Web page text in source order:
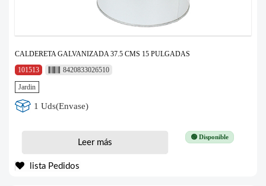
CALDERETA GALVANIZADA 37.5 CMS 15 PULGADAS
101513
8420833026510
Jardin
1 Uds(Envase)
🟢 Disponible
Leer más
lista Pedidos